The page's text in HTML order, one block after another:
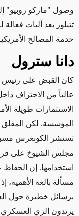
وصول "ماركو روبيو"
تتبلور بعد آليات
خدمة المصالح
دانا سترول
كان القبض على رئيس
عالياً من الاحتراف
الاستثمارات طويلة
المؤسسة. لكن المقلق
تستشر الكونغرس
مجلس الشيوخ على
استخدامها. إن
مسألة بالغة الأهمية،
برسائل خطيرة حول
يرتدون الزي